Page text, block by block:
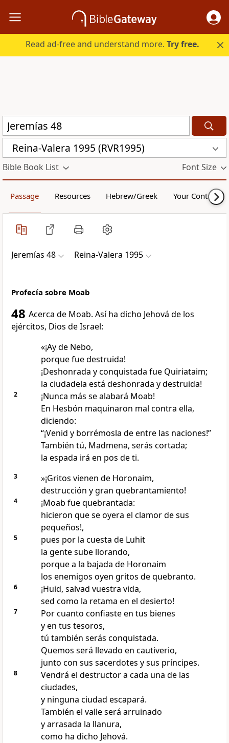
Read ad-free and understand more.Try free.
Reina-Valera 1995 (RVR1995)
Bible Book List Font Size
Passage Resources Hebrew/Greek Your Content
Jeremías 48 Reina-Valera 1995
Profecía sobre Moab
48 Acerca de Moab. Así ha dicho Jehová de los
ejércitos, Dios de Israel:
«¡Ay de Nebo,
porque fue destruida!
¡Deshonrada y conquistada fue Quiriataim;
la ciudadela está deshonrada y destruida!
2
¡Nunca más se alabará Moab!
En Hesbón maquinaron mal contra ella,
diciendo:
“¡Venid y borrémosla de entre las naciones!”
También tú, Madmena, serás cortada;
la espada irá en pos de ti.
3
»¡Gritos vienen de Horonaim,
destrucción y gran quebrantamiento!
4
¡Moab fue quebrantada:
hicieron que se oyera el clamor de sus
pequeños!,
5
pues por la cuesta de Luhit
la gente sube llorando,
porque a la bajada de Horonaim
los enemigos oyen gritos de quebranto.
6
¡Huid, salvad vuestra vida,
sed como la retama en el desierto!
7
Por cuanto confiaste en tus bienes
y en tus tesoros,
tú también serás conquistada.
Quemos será llevado en cautiverio,
junto con sus sacerdotes y sus príncipes.
8
Vendrá el destructor a cada una de las
ciudades,
y ninguna ciudad escapará.
También el valle será arruinado
y arrasada la llanura,
como ha dicho Jehová.